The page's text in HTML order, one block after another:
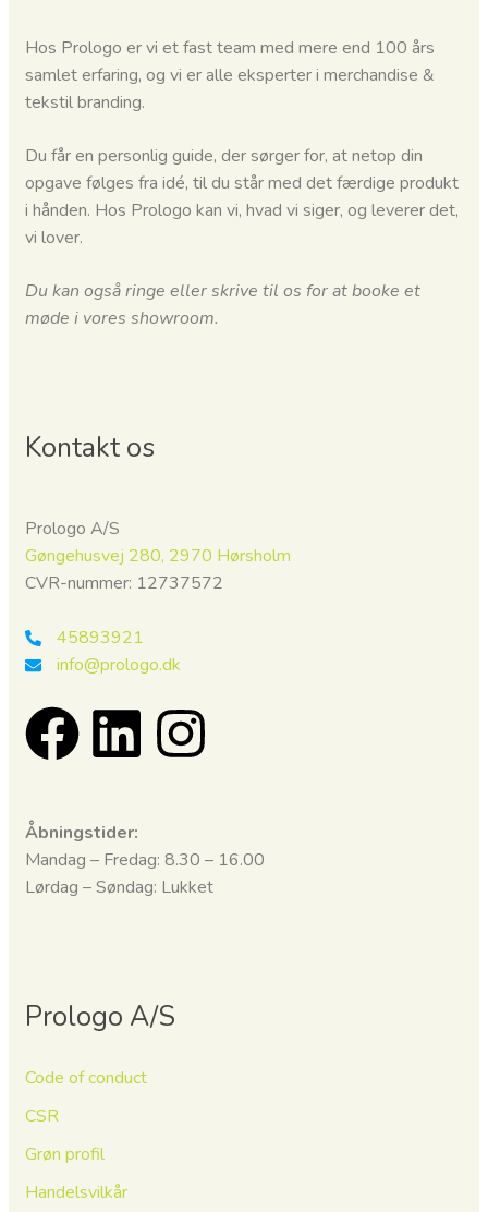
Hos Prologo er vi et fast team med mere end 100 års
samlet erfaring, og vi er alle eksperter i merchandise &
tekstil branding.
Du får en personlig guide, der sørger for, at netop din
opgave følges fra idé, til du står med det færdige produkt
i hånden. Hos Prologo kan vi, hvad vi siger, og leverer det,
vi lover.
Du kan også ringe eller skrive til os for at booke et
møde i vores showroom.
Kontakt os
Prologo A/S
Gøngehusvej 280, 2970 Hørsholm
CVR-nummer: 12737572
45893921
info@prologo.dk
Åbningstider:
Mandag – Fredag: 8.30 – 16.00
Lørdag – Søndag: Lukket
Prologo A/S
Code of conduct
CSR
Grøn profil
Handelsvilkår